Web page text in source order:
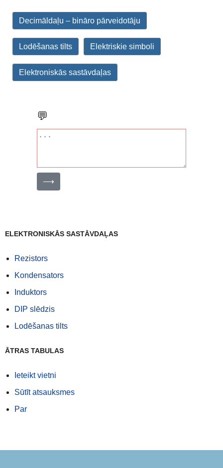
Decimāldaļu – bināro pārveidotāju
Lodēšanas tilts Elektriskie simboli
Elektroniskās sastāvdaļas
💬
⟶
ELEKTRONISKĀS SASTĀVDAĻAS
Rezistors
Kondensators
Induktors
DIP slēdzis
Lodēšanas tilts
ĀTRAS TABULAS
Ieteikt vietni
Sūtīt atsauksmes
Par